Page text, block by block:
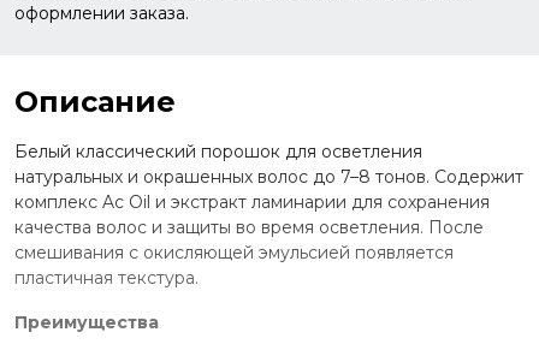
оформлении заказа.
Описание
Белый классический порошок для осветления
натуральных и окрашенных волос до 7–8 тонов. Содержит
комплекс Ac Oil и экстракт ламинарии для сохранения
качества волос и защиты во время осветления. После
смешивания с окисляющей эмульсией появляется
пластичная текстура.
Преимущества